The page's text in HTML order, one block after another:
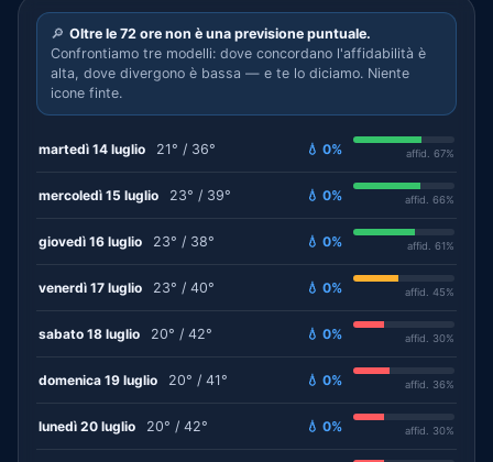
🔎 Oltre le 72 ore non è una previsione puntuale.
Confrontiamo tre modelli: dove concordano l'affidabilità è
alta, dove divergono è bassa — e te lo diciamo. Niente
icone finte.
martedì 14 luglio 21° / 36° 💧 0% affid. 67%
mercoledì 15 luglio 23° / 39° 💧 0% affid. 66%
giovedì 16 luglio 23° / 38° 💧 0% affid. 61%
venerdì 17 luglio 23° / 40° 💧 0% affid. 45%
sabato 18 luglio 20° / 42° 💧 0% affid. 30%
domenica 19 luglio 20° / 41° 💧 0% affid. 36%
lunedì 20 luglio 20° / 42° 💧 0% affid. 30%